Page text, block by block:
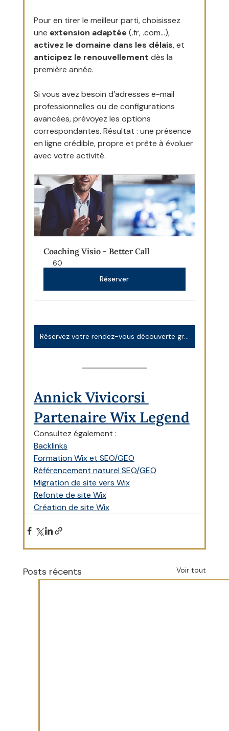
Pour en tirer le meilleur parti, choisissez
une extension adaptée (.fr, .com…),
activez le domaine dans les délais, et
anticipez le renouvellement dès la
première année.
Si vous avez besoin d’adresses e-mail
professionnelles ou de configurations
avancées, prévoyez les options
correspondantes. Résultat : une présence
en ligne crédible, propre et prête à évoluer
avec votre activité.
Coaching Visio - Better Call
60
Réserver
Réservez votre rendez-vous découverte gratuit et sans engagement
Annick Vivicorsi
Partenaire Wix Legend
Consultez également :
Backlinks
Formation Wix et SEO/GEO
Référencement naturel SEO/GEO
Migration de site vers Wix
Refonte de site Wix
Création de site Wix
Posts récents Voir tout